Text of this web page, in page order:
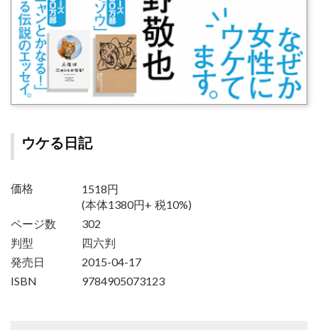
ウケる日記
価格
1518円
(本体1380円+ 税10%)
ページ数
302
判型
四六判
発売日
2015-04-17
ISBN
9784905073123